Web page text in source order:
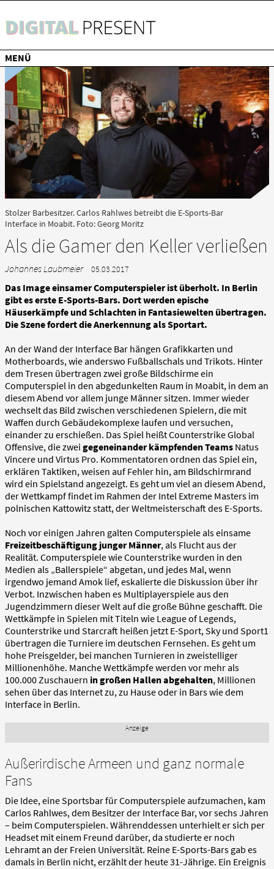
MENÜ
INFO
KONTAKT
TAGESSPIEGEL
Stolzer Barbesitzer. Carlos Rahlwes betreibt die E-Sports-Bar
Interface in Moabit. Foto: Georg Moritz
Als die Gamer den Keller verließen
Johannes Laubmeier 05.03.2017
Das Image einsamer Computerspieler ist überholt. In Berlin
gibt es erste E-Sports-Bars. Dort werden epische
Häuserkämpfe und Schlachten in Fantasiewelten übertragen.
Die Szene fordert die Anerkennung als Sportart.
An der Wand der Interface Bar hängen Grafikkarten und
Motherboards, wie anderswo Fußballschals und Trikots. Hinter
dem Tresen übertragen zwei große Bildschirme ein
Computerspiel in den abgedunkelten Raum in Moabit, in dem an
diesem Abend vor allem junge Männer sitzen. Immer wieder
wechselt das Bild zwischen verschiedenen Spielern, die mit
Waffen durch Gebäudekomplexe laufen und versuchen,
einander zu erschießen. Das Spiel heißt Counterstrike Global
Offensive, die zwei gegeneinander kämpfenden Teams Natus
Vincere und Virtus Pro. Kommentatoren ordnen das Spiel ein,
erklären Taktiken, weisen auf Fehler hin, am Bildschirmrand
wird ein Spielstand angezeigt. Es geht um viel an diesem Abend,
der Wettkampf findet im Rahmen der Intel Extreme Masters im
polnischen Kattowitz statt, der Weltmeisterschaft des E-Sports.
Noch vor einigen Jahren galten Computerspiele als einsame
Freizeitbeschäftigung junger Männer, als Flucht aus der
Realität. Computerspiele wie Counterstrike wurden in den
Medien als „Ballerspiele“ abgetan, und jedes Mal, wenn
irgendwo jemand Amok lief, eskalierte die Diskussion über ihr
Verbot. Inzwischen haben es Multiplayerspiele aus den
Jugendzimmern dieser Welt auf die große Bühne geschafft. Die
Wettkämpfe in Spielen mit Titeln wie League of Legends,
Counterstrike und Starcraft heißen jetzt E-Sport, Sky und Sport1
übertragen die Turniere im deutschen Fernsehen. Es geht um
hohe Preisgelder, bei manchen Turnieren in zweistelliger
Millionenhöhe. Manche Wettkämpfe werden vor mehr als
100.000 Zuschauern in großen Hallen abgehalten, Millionen
sehen über das Internet zu, zu Hause oder in Bars wie dem
Interface in Berlin.
Außerirdische Armeen und ganz normale
Fans
Die Idee, eine Sportsbar für Computerspiele aufzumachen, kam
Carlos Rahlwes, dem Besitzer der Interface Bar, vor sechs Jahren
– beim Computerspielen. Währenddessen unterhielt er sich per
Headset mit einem Freund darüber, da studierte er noch
Lehramt an der Freien Universität. Reine E-Sports-Bars gab es
damals in Berlin nicht, erzählt der heute 31-Jährige. Ein Ereignis